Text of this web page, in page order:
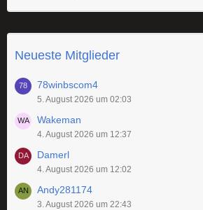
Neueste Mitglieder
78winbscom4
5. August 2026 um 02:03
Wakeman
4. August 2026 um 12:37
Damerl
4. August 2026 um 12:02
Andy281174
3. August 2026 um 22:43